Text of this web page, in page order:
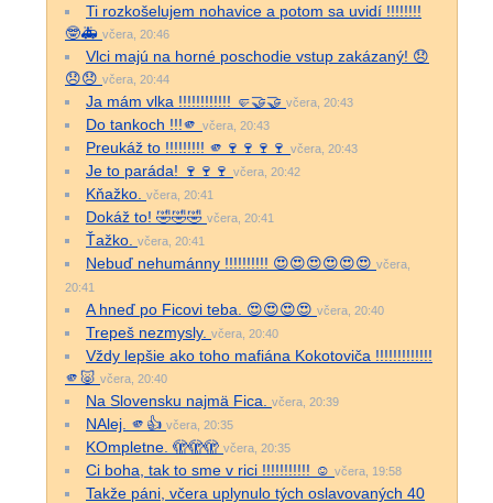
Ti rozkošelujem nohavice a potom sa uvidí !!!!!!!!
🤓🚑 včera, 20:46
Vlci majú na horné poschodie vstup zakázaný! 😞
😞😞 včera, 20:44
Ja mám vlka !!!!!!!!!!!! 🤛🤝🤝 včera, 20:43
Do tankoch !!!🫵 včera, 20:43
Preukáž to !!!!!!!!! 🫵🍷🍷🍷🍷 včera, 20:43
Je to paráda! 🍷🍷🍷 včera, 20:42
Kňažko. včera, 20:41
Dokáž to! 🤣🤣🤣 včera, 20:41
Ťažko. včera, 20:41
Nebuď nehumánny !!!!!!!!!! 😍😍😍😍😍😍 včera,
20:41
A hneď po Ficovi teba. 😍😍😍😍 včera, 20:40
Trepeš nezmysly. včera, 20:40
Vždy lepšie ako toho mafiána Kokotoviča !!!!!!!!!!!!!
🫵🐷 včera, 20:40
Na Slovensku najmä Fica. včera, 20:39
NAlej. 🫵👍 včera, 20:35
KOmpletne. 🫣🫣🫣 včera, 20:35
Ci boha, tak to sme v rici !!!!!!!!!!! ☺️ včera, 19:58
Takže páni, včera uplynulo tých oslavovaných 40